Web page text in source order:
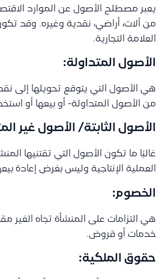
يعبر مصطلح الأصول عن الموارد
من آلات، أراضي، نقدية وغيره. وقد
العلامة التجارية.
الأصول المتداولة:
هي الأصول التي يتوقع تحويلها إلى
من الأصول المتداولة- أو بيعها أو
الأصول الثابتة/ الأصول غير
غالبًا ما تكون الأصول التي تقتنيها
العملية الإنتاجية وليس بغرض إعادة
الخصوم:
هي التزامات على المنشأة تجاه الغير
خدمات أو قروض.
حقوق الملكية: